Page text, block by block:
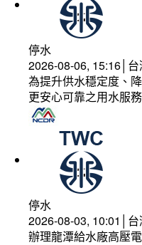
停水
2026-08-06, 15:16│
為提升供水穩定度、
更安心可靠之用水服務
停水
2026-08-03, 10:01│
辦理龍潭給水廠高壓